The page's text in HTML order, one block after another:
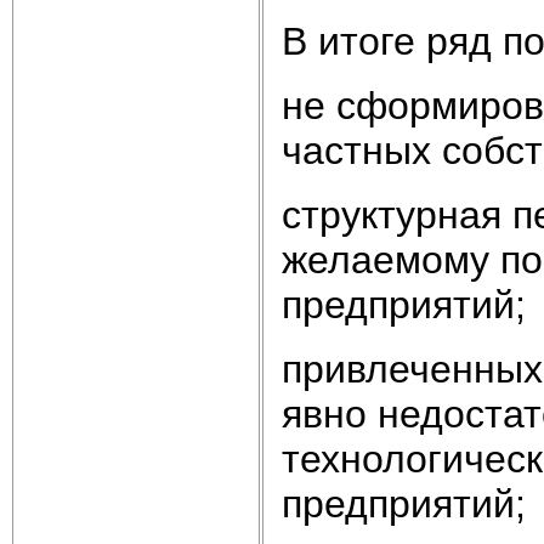
В итоге ряд
не
частных
структурная
желаемому
предприятий;
явно
предприятий;